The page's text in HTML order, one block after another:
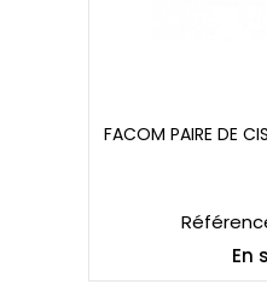
FACOM PAIRE DE
En